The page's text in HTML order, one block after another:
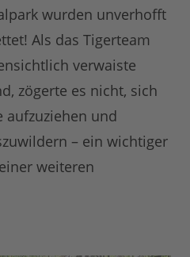
wurden unverhofft
Als das Tigerteam
verwaiste
zögerte es nicht, sich
aufzuziehen und
– ein wichtiger
weiteren